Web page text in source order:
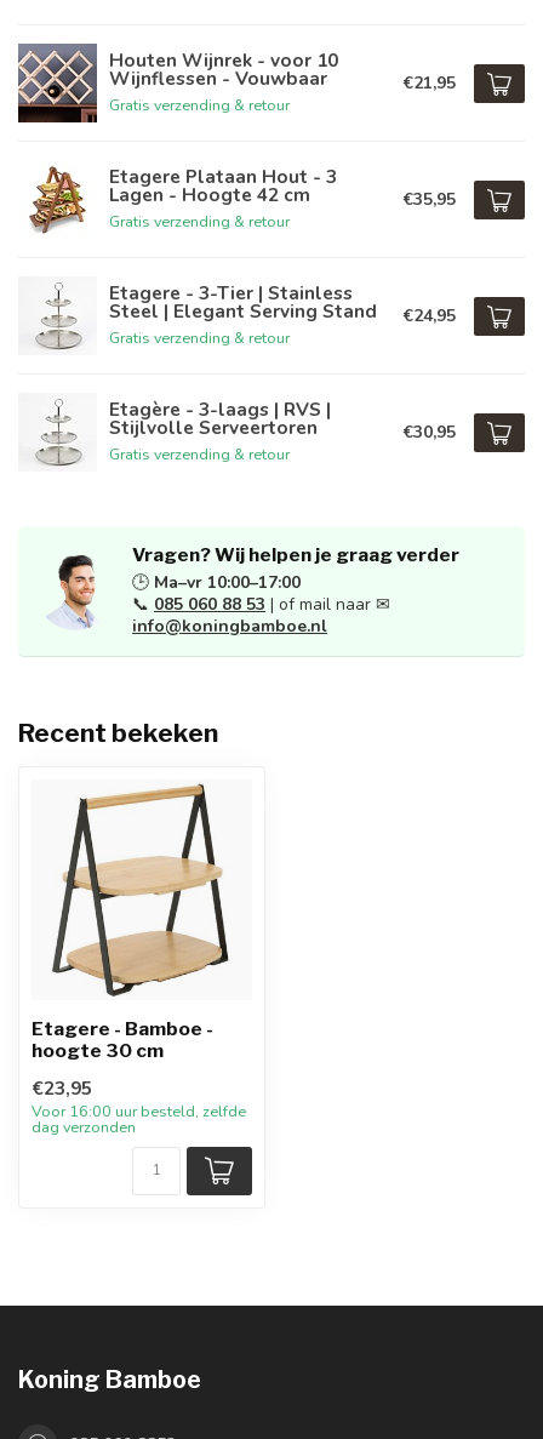
Houten Wijnrek - voor 10
Wijnflessen - Vouwbaar
Gratis verzending & retour
€21,95
Etagere Plataan Hout - 3
Lagen - Hoogte 42 cm
Gratis verzending & retour
€35,95
Etagere - 3-Tier | Stainless
Steel | Elegant Serving Stand
Gratis verzending & retour
€24,95
Etagère - 3-laags | RVS |
Stijlvolle Serveertoren
Gratis verzending & retour
€30,95
Vragen? Wij helpen je graag verder
🕒 Ma–vr 10:00–17:00
📞 085 060 88 53 | of mail naar ✉
info@koningbamboe.nl
Recent bekeken
Etagere - Bamboe -
hoogte 30 cm
€23,95
Voor 16:00 uur besteld, zelfde
dag verzonden
Koning Bamboe